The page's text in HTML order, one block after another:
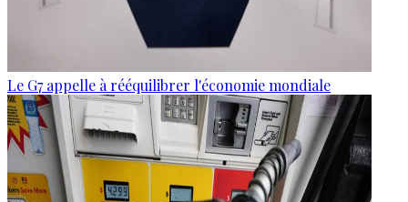
Le G7 appelle à rééquilibrer l'économie mondiale